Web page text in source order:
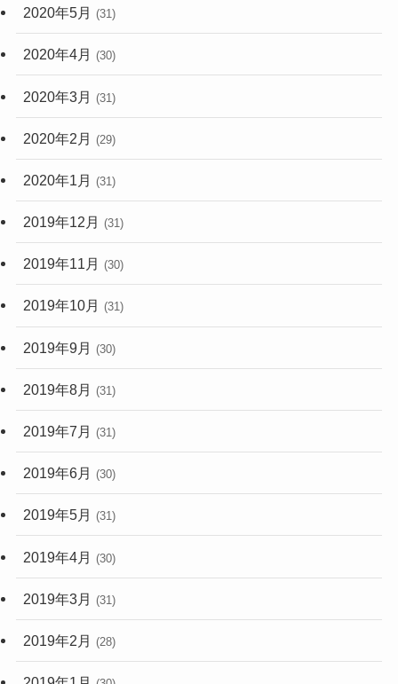
2020年5月 (31)
2020年4月 (30)
2020年3月 (31)
2020年2月 (29)
2020年1月 (31)
2019年12月 (31)
2019年11月 (30)
2019年10月 (31)
2019年9月 (30)
2019年8月 (31)
2019年7月 (31)
2019年6月 (30)
2019年5月 (31)
2019年4月 (30)
2019年3月 (31)
2019年2月 (28)